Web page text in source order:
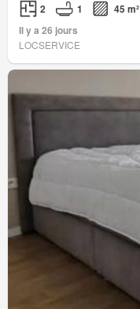
2 1
45 m²
Il y a 26 jours
LOCSERVICE